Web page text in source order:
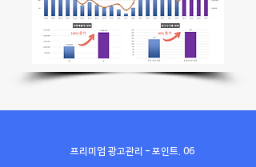
프리미엄 광고관리 – 포인트. 06